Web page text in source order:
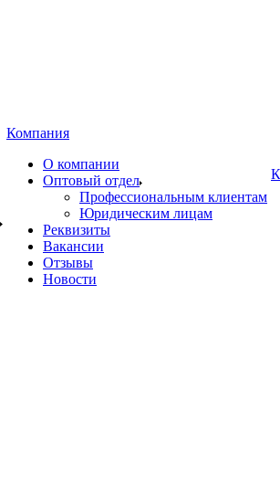
Компания
О компании
Оптовый отдел
Профессиональным клиентам
Юридическим лицам
Реквизиты
Вакансии
Отзывы
Новости